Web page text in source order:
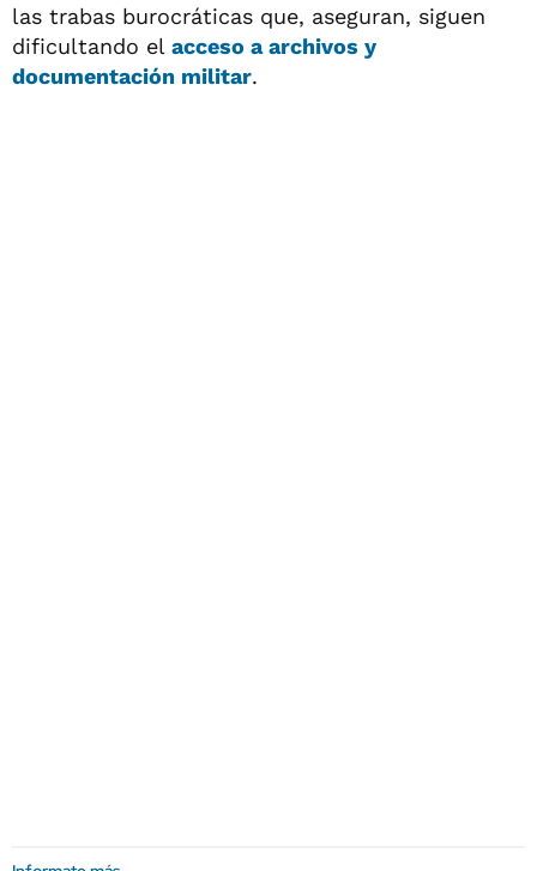
las trabas burocráticas que, aseguran, siguen
dificultando el acceso a archivos y
documentación militar.